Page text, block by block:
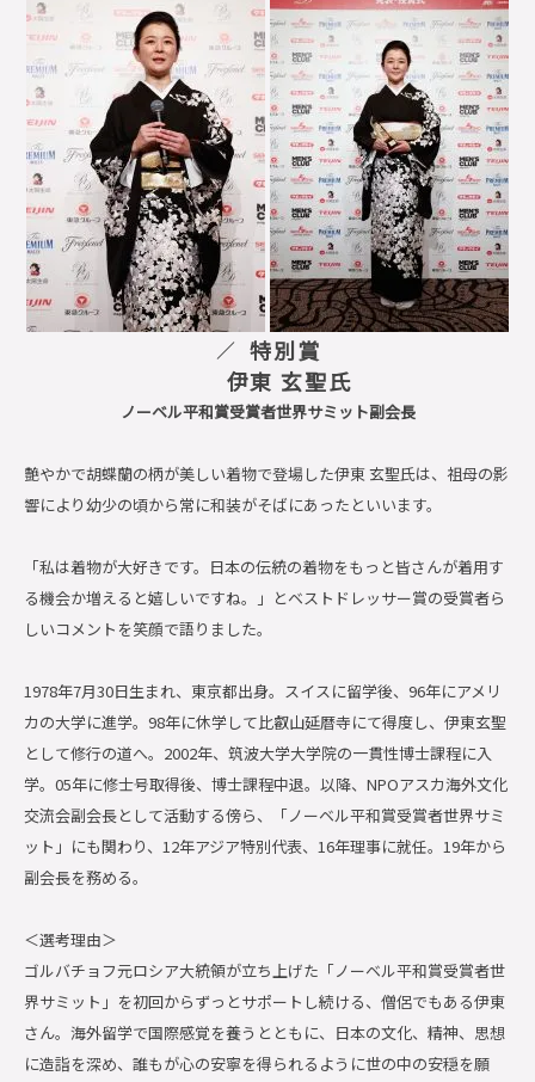
特別賞
伊東 玄聖氏
ノーベル平和賞受賞者世界サミット副会長
艶やかで胡蝶蘭の柄が美しい着物で登場した伊東 玄聖氏は、祖母の影
響により幼少の頃から常に和装がそばにあったといいます。
「私は着物が大好きです。日本の伝統の着物をもっと皆さんが着用す
る機会か増えると嬉しいですね。」とベストドレッサー賞の受賞者ら
しいコメントを笑顔で語りました。
1978年7月30日生まれ、東京都出身。スイスに留学後、96年にアメリ
カの大学に進学。98年に休学して比叡山延暦寺にて得度し、伊東玄聖
として修行の道へ。2002年、筑波大学大学院の一貫性博士課程に入
学。05年に修士号取得後、博士課程中退。以降、NPOアスカ海外文化
交流会副会長として活動する傍ら、「ノーベル平和賞受賞者世界サミ
ット」にも関わり、12年アジア特別代表、16年理事に就任。19年から
副会長を務める。
＜選考理由＞
ゴルバチョフ元ロシア大統領が立ち上げた「ノーベル平和賞受賞者世
界サミット」を初回からずっとサポートし続ける、僧侶でもある伊東
さん。海外留学で国際感覚を養うとともに、日本の文化、精神、思想
に造詣を深め、誰もが心の安寧を得られるように世の中の安穏を願